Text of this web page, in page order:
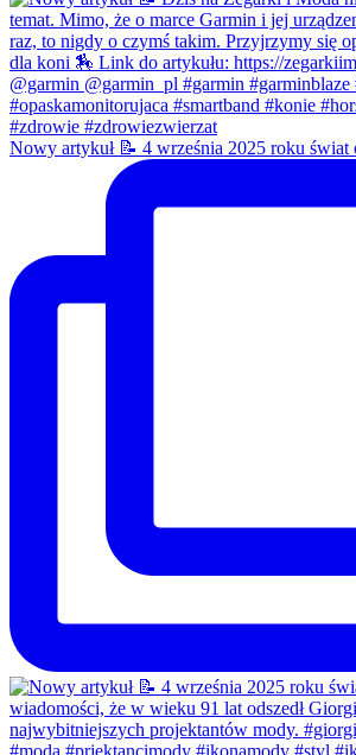
Nowy artykuł 📝 4 września 2025 roku świat